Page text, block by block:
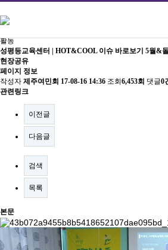
활동
성평등교육센터 | HOT&COOL 이슈 바로보기 5월&
현장공유
페이지 정보
작성자 제주여민회 17-08-16 14:36 조회 6,453회 댓글0
관련링크
이전글
다음글
검색
목록
본문